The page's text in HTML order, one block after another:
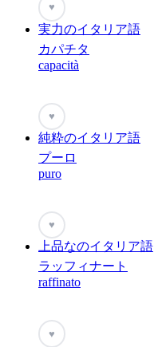
♥
実力のイタリア語
カパチタ
capacità
♥
純粋のイタリア語
プーロ
puro
♥
上品なのイタリア語
ラッフィナート
raffinato
♥